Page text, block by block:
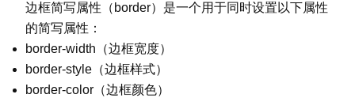
边框简写属性（border）是一个用于同时设置以下属性
的简写属性：
border-width（边框宽度）
border-style（边框样式）
border-color（边框颜色）